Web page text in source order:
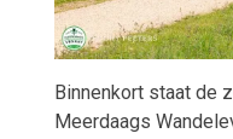
Binnenkort staat de
Meerdaags